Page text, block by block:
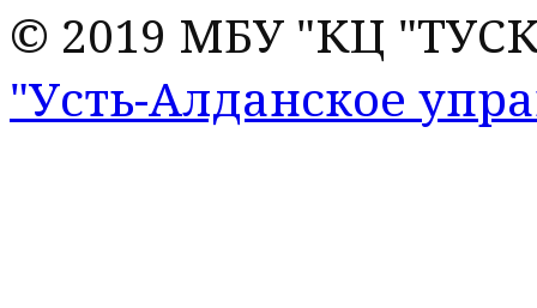
© 2019 МБУ "КЦ
"Усть-Алданское